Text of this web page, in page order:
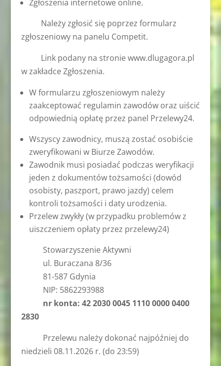
Zgłoszenia internetowe online.
Należy zgłosić się poprzez formularz
zgłoszeniowy na panelu Competit.
Link podany na stronie www.dlugagora.pl
w zakładce Zgłoszenia.
W formularzu zgłoszeniowym należy
zaakceptować regulamin zawodów oraz uiścić
odpowiednią opłatę przez panel Przelewy24.
Wszyscy zawodnicy, muszą zostać osobiście
zweryfikowani w Biurze Zawodów.
Zawodnik musi posiadać podczas weryfikacji
jeden z dokumentów tożsamości (dowód
osobisty, paszport, prawo jazdy) celem
kontroli tożsamości i daty urodzenia.
Przelew zwykły (w przypadku problemów z
uiszczeniem opłaty przez przelewy24)
Stowarzyszenie Aktywni
ul. Buraczana 8/36
81-587 Gdynia
NIP: 5862293988
nr konta: 42 2030 0045 1110 0000 0400
2830
Przelewu należy dokonać najpóźniej do
niedzieli 08.11.2026 r. (do 23:59)